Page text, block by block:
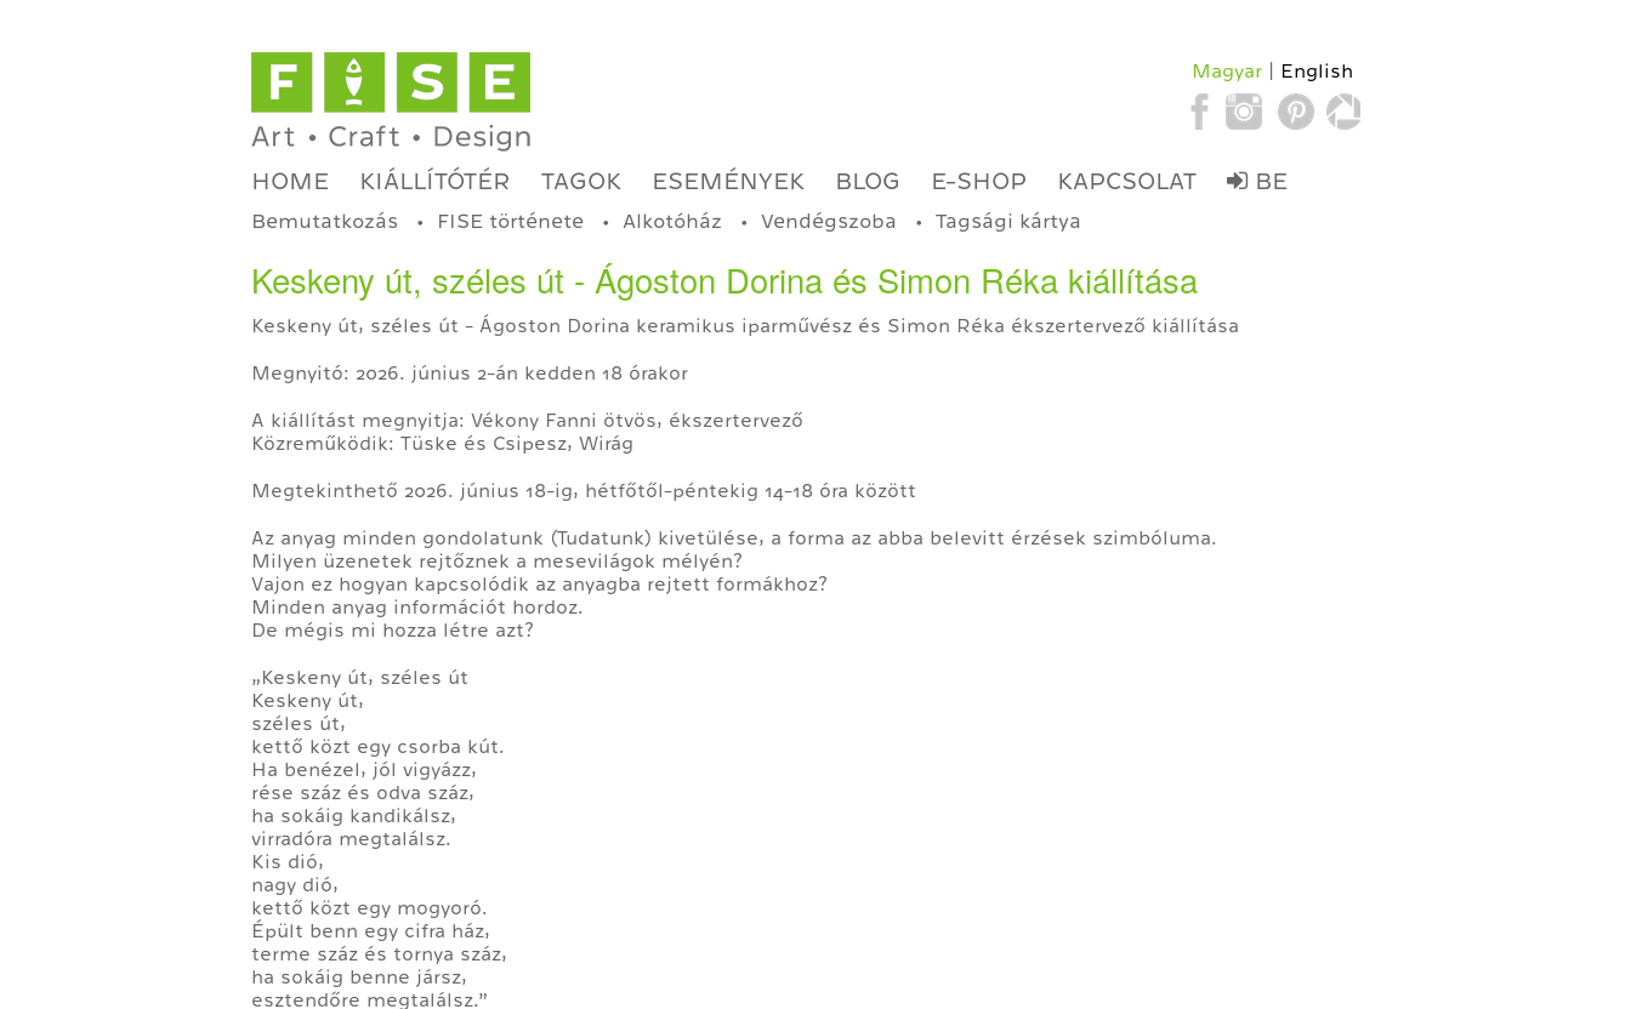
Magyar English
HOME KIÁLLÍTÓTÉR TAGOK ESEMÉNYEK BLOG E-SHOP KAPCSOLAT BE
Bemutatkozás FISE története Alkotóház Vendégszoba Tagsági kártya
Keskeny út, széles út - Ágoston Dorina és Simon Réka kiállítása
Keskeny út, széles út - Ágoston Dorina keramikus iparművész és Simon Réka ékszertervező kiállítása
Megnyitó: 2026. június 2-án kedden 18 órakor
A kiállítást megnyitja: Vékony Fanni ötvös, ékszertervező
Közreműködik: Tüske és Csipesz, Wirág
Megtekinthető 2026. június 18-ig, hétfőtől-péntekig 14-18 óra között
Az anyag minden gondolatunk (Tudatunk) kivetülése, a forma az abba belevitt érzések szimbóluma.
Milyen üzenetek rejtőznek a mesevilágok mélyén?
Vajon ez hogyan kapcsolódik az anyagba rejtett formákhoz?
Minden anyag információt hordoz.
De mégis mi hozza létre azt?
„Keskeny út, széles út
Keskeny út,
széles út,
kettő közt egy csorba kút.
Ha benézel, jól vigyázz,
rése száz és odva száz,
ha sokáig kandikálsz,
virradóra megtalálsz.
Kis dió,
nagy dió,
kettő közt egy mogyoró.
Épült benn egy cifra ház,
terme száz és tornya száz,
ha sokáig benne jársz,
esztendőre megtalálsz.”